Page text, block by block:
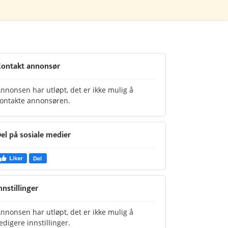
annonsør
har utløpt, det er ikke mulig å
annonsøren.
på sosiale medier
har utløpt, det er ikke mulig å
innstillinger.